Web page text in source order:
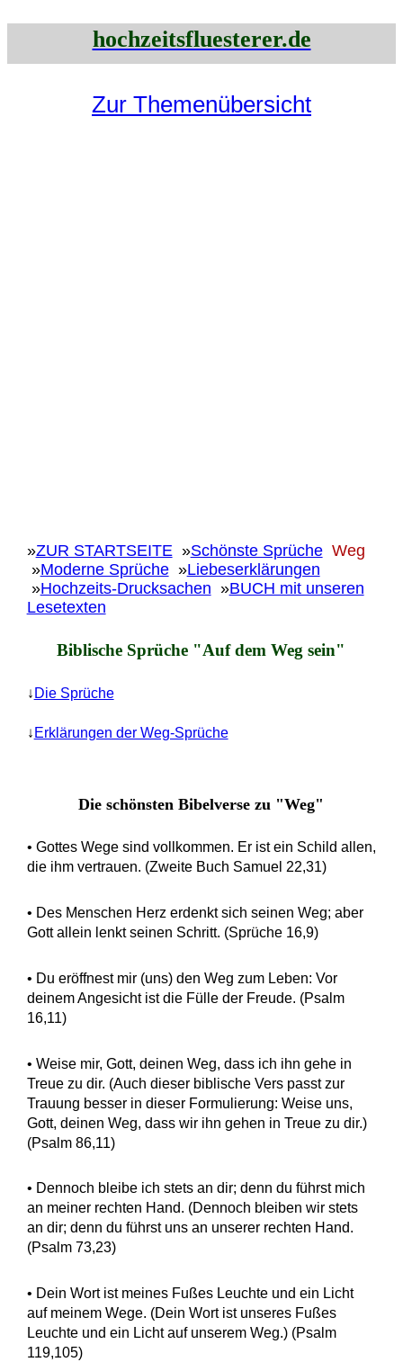
hochzeitsfluesterer.de
Zur Themenübersicht
»ZUR STARTSEITE»Schönste Sprüche Weg
»Moderne Sprüche»Liebeserklärungen
»Hochzeits-Drucksachen »BUCH mit unseren
Lesetexten
Biblische Sprüche "Auf dem Weg sein"
↓ Die Sprüche
↓ Erklärungen der Weg-Sprüche
Die schönsten Bibelverse zu "Weg"
• Gottes Wege sind vollkommen. Er ist ein Schild allen,
die ihm vertrauen. (Zweite Buch Samuel 22,31)
• Des Menschen Herz erdenkt sich seinen Weg; aber
Gott allein lenkt seinen Schritt. (Sprüche 16,9)
• Du eröffnest mir (uns) den Weg zum Leben: Vor
deinem Angesicht ist die Fülle der Freude. (Psalm
16,11)
• Weise mir, Gott, deinen Weg, dass ich ihn gehe in
Treue zu dir. (Auch dieser biblische Vers passt zur
Trauung besser in dieser Formulierung: Weise uns,
Gott, deinen Weg, dass wir ihn gehen in Treue zu dir.)
(Psalm 86,11)
• Dennoch bleibe ich stets an dir; denn du führst mich
an meiner rechten Hand. (Dennoch bleiben wir stets
an dir; denn du führst uns an unserer rechten Hand.
(Psalm 73,23)
• Dein Wort ist meines Fußes Leuchte und ein Licht
auf meinem Wege. (Dein Wort ist unseres Fußes
Leuchte und ein Licht auf unserem Weg.) (Psalm
119,105)